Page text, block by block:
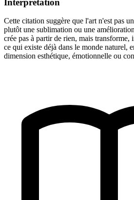
Cette citation suggère que l'art n'est pas
plutôt une sublimation ou une
crée pas à partir de rien, mais transforme,
ce qui existe déjà dans le monde naturel,
dimension esthétique, émotionnelle ou